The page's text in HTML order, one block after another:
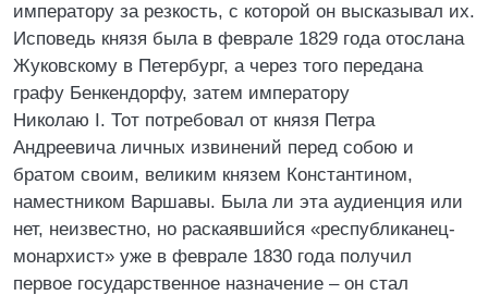
императору за резкость, с которой он высказывал их.
Исповедь князя была в феврале 1829 года отослана
Жуковскому в Петербург, а через того передана
графу Бенкендорфу, затем императору
Николаю I. Тот потребовал от князя Петра
Андреевича личных извинений перед собою и
братом своим, великим князем Константином,
наместником Варшавы. Была ли эта аудиенция или
нет, неизвестно, но раскаявшийся «республиканец-
монархист» уже в феврале 1830 года получил
первое государственное назначение – он стал